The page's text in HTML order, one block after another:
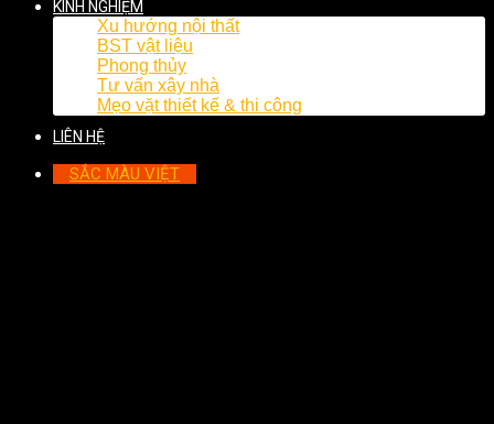
KINH NGHIỆM
Xu hướng nội thất
BST vật liệu
Phong thủy
Tư vấn xây nhà
Mẹo vặt thiết kế & thi công
LIÊN HỆ
SẮC MÀU VIỆT